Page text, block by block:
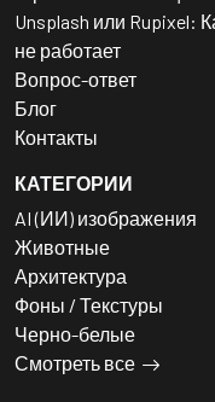
Unsplash или Rupixel:
не работает
Вопрос-ответ
Блог
Контакты
КАТЕГОРИИ
AI (ИИ) изображения
Животные
Архитектура
Фоны / Текстуры
Черно-белые
Смотреть все